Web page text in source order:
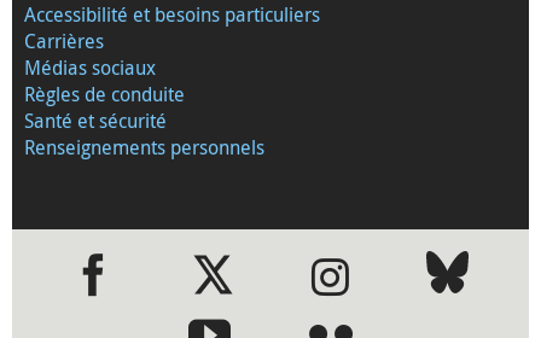
Accessibilité et besoins particuliers
Carrières
Médias sociaux
Règles de conduite
Santé et sécurité
Renseignements personnels